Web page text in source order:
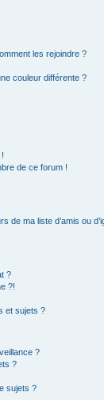
les rejoindre ?
couleur différente ?
de ce forum !
de ma liste d’amis ou
?
?!
et sujets ?
?
?
sujets ?